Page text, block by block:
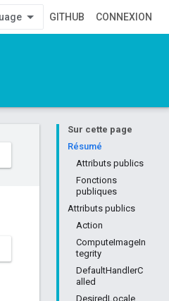
GITHUB CONNEXION
Sur cette page
Résumé
Attributs publics
Fonctions
publiques
Attributs publics
Action
ComputeImageIn
tegrity
DefaultHandlerC
alled
DesiredLocale